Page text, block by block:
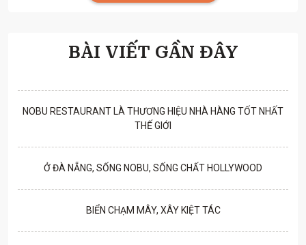
BÀI VIẾT GẦN ĐÂY
NOBU RESTAURANT LÀ THƯƠNG HIỆU NHÀ HÀNG TỐT NHẤT
THẾ GIỚI
Ở ĐÀ NẴNG, SỐNG NOBU, SỐNG CHẤT HOLLYWOOD
BIỂN CHẠM MÂY, XÂY KIỆT TÁC